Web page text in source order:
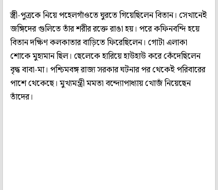
স্ত্রী-পুত্রকে নিয়ে পহেলগাঁওতে ঘুরতে গিয়েছিলেন বিতান। সেখানেই
জঙ্গিদের গুলিতে তাঁর শরীর রক্তে রাঙা হয়। পরে কফিনবন্দি হয়ে
বিতান দক্ষিণ কলকাতার বাড়িতে ফিরেছিলেন। গোটা এলাকা
শোকে মুহ্যমান ছিল। ছেলেকে হারিয়ে হাউহাউ করে কেঁদেছিলেন
বৃদ্ধ বাবা-মা। পশ্চিমবঙ্গ রাজ্য সরকার ঘটনার পর থেকেই পরিবারের
পাশে থেকেছে। মুখ্যমন্ত্রী মমতা বন্দ্যোপাধ্যায় খোজঁ নিয়েছেন
তাঁদের।